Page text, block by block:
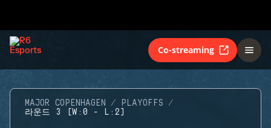
Co-streaming
MAJOR COPENHAGEN
PLAYOFFS
라운드 3 (W:0 - L:2)